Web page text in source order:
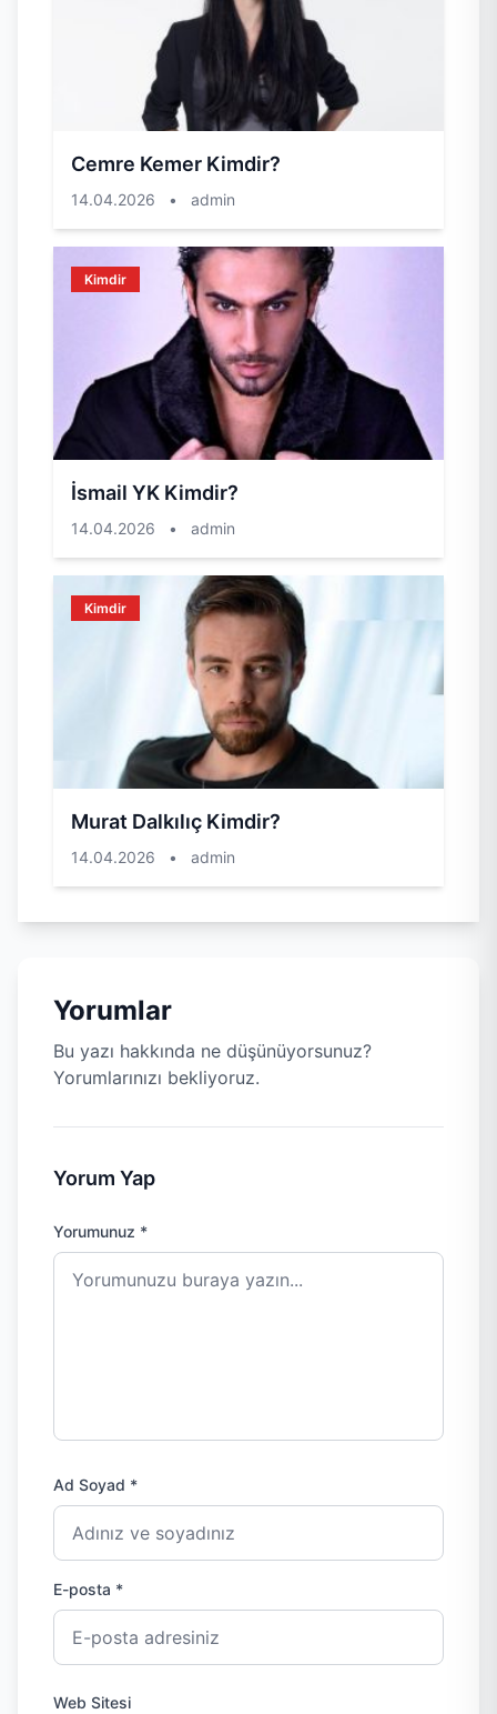
Cemre Kemer Kimdir?
14.04.2026 • admin
Kimdir
İsmail YK Kimdir?
14.04.2026 • admin
Kimdir
Murat Dalkılıç Kimdir?
14.04.2026 • admin
Yorumlar
Bu yazı hakkında ne düşünüyorsunuz?
Yorumlarınızı bekliyoruz.
Yorum Yap
Yorumunuz *
Ad Soyad *
E-posta *
Web Sitesi